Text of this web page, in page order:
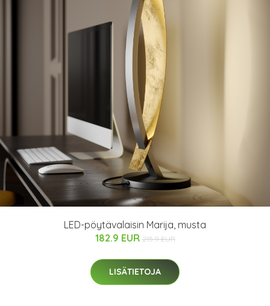
LED-pöytävalaisin Marija, musta
182.9 EUR 215.9 EUR
LISÄTIETOJA